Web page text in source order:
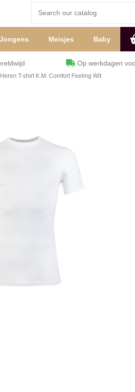
Jongens Meisjes Baby
wereldwijd Op werkdagen
T-shirt K.M. Comfort Feeling Wit